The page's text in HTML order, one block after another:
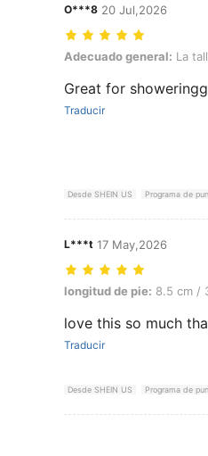
O***8 20 Jul,2026
Adecuado general: La talla
Adecuado general: La
Great for showeringg
Traducir
Desde SHEIN US Programa de
L***t 17 May,2026
longitud de pie: 8.5 cm / 3.3
longitud de pie: 8.5 cm /
love this so much
Traducir
Desde SHEIN US Programa de